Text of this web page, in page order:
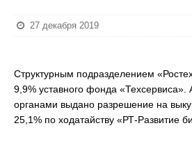
27 декабря 2019
Структурным подразделением
9,9% уставного фонда
органами выдано разрешение на
25,1% по ходатайству «РТ-Развитие